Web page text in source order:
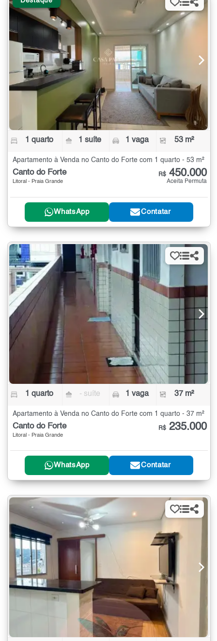
1 quarto 1 suíte 1 vaga 53 m²
Apartamento à Venda no Canto do Forte com 1 quarto - 53 m²
Canto do Forte
Litoral - Praia Grande
R$ 450.000
Aceita Permuta
WhatsApp Contatar
1 quarto - suíte 1 vaga 37 m²
Apartamento à Venda no Canto do Forte com 1 quarto - 37 m²
Canto do Forte
Litoral - Praia Grande
R$ 235.000
WhatsApp Contatar